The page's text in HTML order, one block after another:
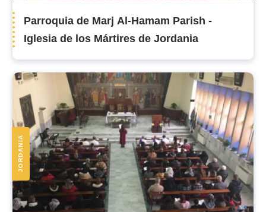
Parroquia de Marj Al-Hamam Parish -
Iglesia de los Mártires de Jordania
JORDANIA